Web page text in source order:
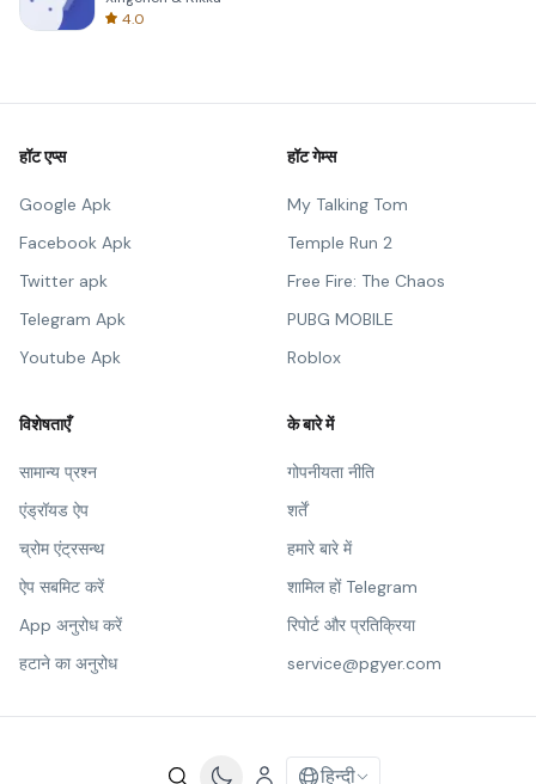
4.0
हॉट एप्स
Google Apk
Facebook Apk
Twitter apk
Telegram Apk
Youtube Apk
हॉट गेम्स
My Talking Tom
Temple Run 2
Free Fire: The Chaos
PUBG MOBILE
Roblox
विशेषताएँ
सामान्य प्रश्न
एंड्रॉयड ऐप
च्रोम एंट्रसन्थ
ऐप सबमिट करें
App अनुरोध करें
हटाने का अनुरोध
के बारे में
गोपनीयता नीति
शर्तें
हमारे बारे में
शामिल हों Telegram
रिपोर्ट और प्रतिक्रिया
service@pgyer.com
हिन्दी